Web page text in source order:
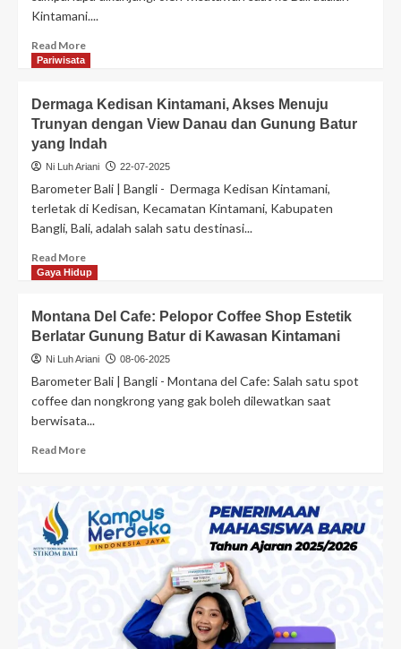
Kintamani....
Read More
Pariwisata
Dermaga Kedisan Kintamani, Akses Menuju
Trunyan dengan View Danau dan Gunung Batur
yang Indah
Ni Luh Ariani 22-07-2025
Barometer Bali | Bangli - Dermaga Kedisan Kintamani,
terletak di Kedisan, Kecamatan Kintamani, Kabupaten
Bangli, Bali, adalah salah satu destinasi...
Read More
Gaya Hidup
Montana Del Cafe: Pelopor Coffee Shop Estetik
Berlatar Gunung Batur di Kawasan Kintamani
Ni Luh Ariani 08-06-2025
Barometer Bali | Bangli - Montana del Cafe: Salah satu spot
coffee dan nongkrong yang gak boleh dilewatkan saat
berwisata...
Read More